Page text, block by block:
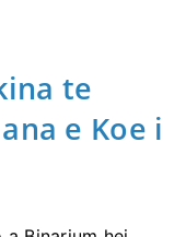
te
e Koe i